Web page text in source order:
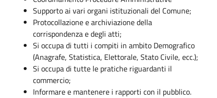
Supporto ai vari organi istituzionali del Comune;
Protocollazione e archiviazione della
corrispondenza e degli atti;
Si occupa di tutti i compiti in ambito Demografico
(Anagrafe, Statistica, Elettorale, Stato Civile, ecc.);
Si occupa di tutte le pratiche riguardanti il
commercio;
Informare e mantenere i rapporti con il pubblico.